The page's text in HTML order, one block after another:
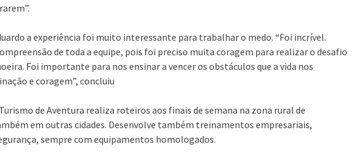
a experiência foi muito interessante para trabalhar o medo. “Foi incrível.
de toda a equipe, pois foi preciso muita coragem para realizar o desafio
Foi importante para nos ensinar a vencer os obstáculos que a vida nos
e coragem”, concluiu
de Aventura realiza roteiros aos finais de semana na zona rural de
em outras cidades. Desenvolve também treinamentos empresariais,
sempre com equipamentos homologados.